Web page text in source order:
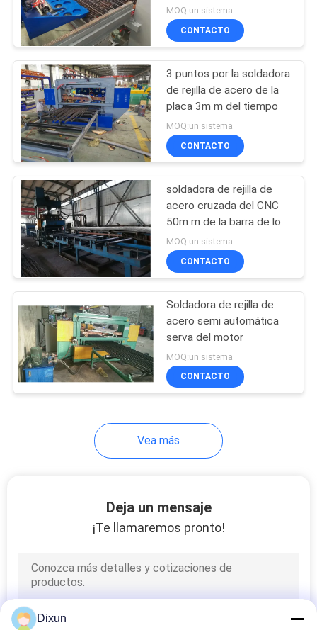
PIDA
UNA
CITA
MAPA
DEL
SITIO
PRIVACY
POLICY
máquina fija de la
cerca del nudo
33
Construcción Mesh
Welding Machine
23
Soldadora de la
máquina soldada
con autógena de la
malla de alambre
molde
MOQ:un sistema
CONTACTO
3 puntos por la soldadora
de rejilla de acero de la
placa 3m m del tiempo
MOQ:un sistema
CONTACTO
soldadora de rejilla de
acero cruzada del CNC
50m m de la barra de los
6m, soldadora de la placa
de acero
MOQ:un sistema
CONTACTO
Soldadora de rejilla de
acero semi automática
serva del motor
MOQ:un sistema
CONTACTO
Vea más
Deja un mensaje
¡Te llamaremos pronto!
Dixun